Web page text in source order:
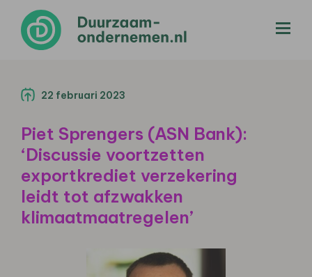
22 februari 2023
Piet Sprengers (ASN Bank):
‘Discussie voortzetten
exportkrediet verzekering
leidt tot afzwakken
klimaatmaatregelen’